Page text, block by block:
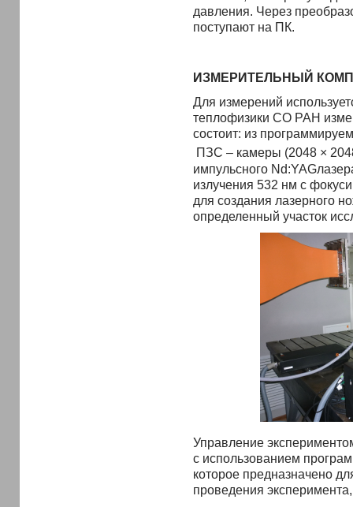
давления. Через
поступают на ПК.
ИЗМЕРИТЕЛЬНЫЙ
Для измерений
теплофизики СО РАН
состоит: из
ПЗС – камеры (2048 ×
импульсного
излучения 532 нм с
для создания лазерного
определенный участок
Управление
с использованием
которое предназначено
проведения